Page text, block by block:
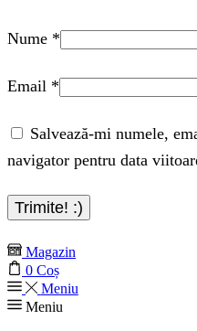
Nume *
Email *
Salvează-mi numele,
navigator pentru data
Magazin
0 Coș
Meniu
Meniu